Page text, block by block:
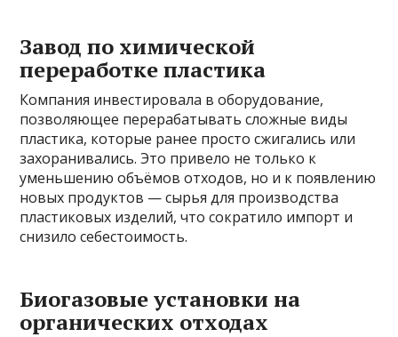
Завод по химической
переработке пластика
Компания инвестировала в оборудование,
позволяющее перерабатывать сложные виды
пластика, которые ранее просто сжигались или
захоранивались. Это привело не только к
уменьшению объёмов отходов, но и к появлению
новых продуктов — сырья для производства
пластиковых изделий, что сократило импорт и
снизило себестоимость.
Биогазовые установки на
органических отходах